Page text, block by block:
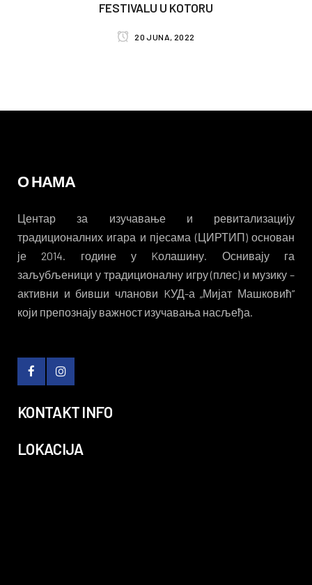
FESTIVALU U KOTORU
20 JUNA, 2022
О НАМА
Центар за изучавање и ревитализацију
традиционалних игара и пјесама (ЦИРТИП) основан
је 2014. године у Kолашину. Оснивају га
заљубљеници у традиционалну игру (плес) и музику –
активни и бивши чланови KУД-а „Мијат Машковић“
који препознају важност изучавања насљеђа.
KONTAKT INFO
LOKACIJA